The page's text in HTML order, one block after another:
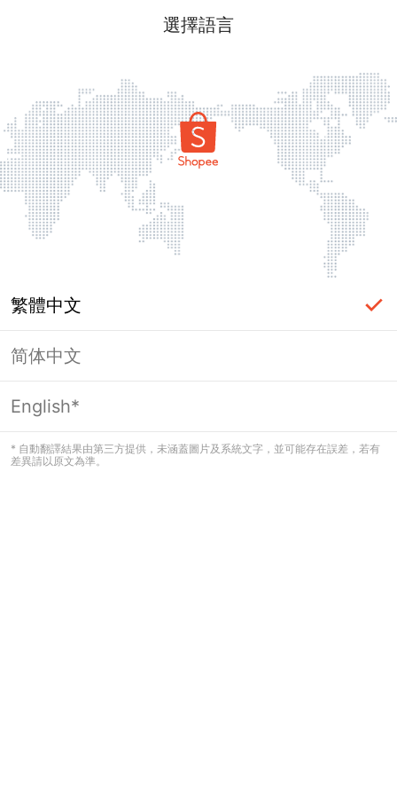
頁面無法顯示
發生錯誤！請登入並再試一次或回到主
選擇語言
繁體中文
简体中文
English*
* 自動翻譯結果由第三方提供，未涵蓋圖片及系統文字，並可能存在誤差，若有
差異請以原文為準。